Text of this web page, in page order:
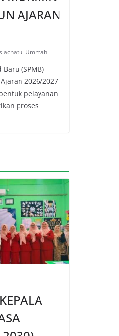
AJARAN
Ummah
(SPMB)
2026/2027
pelayanan
proses